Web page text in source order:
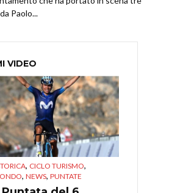
Paolo...
VIDEO
, CICLO TURISMO,
, NEWS, PUNTATE